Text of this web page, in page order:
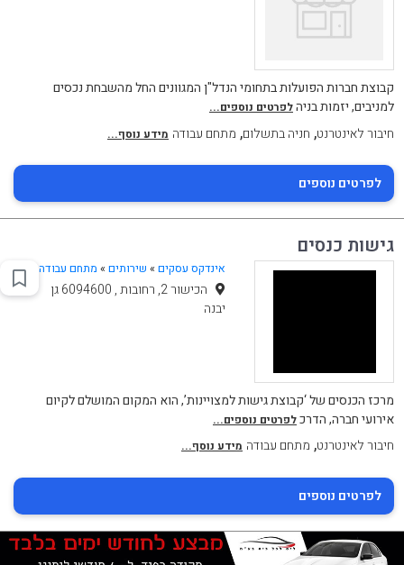
קבוצת חברות הפועלות בתחומי הנדל"ן המגוונים החל מהשבחת נכסים
למניבים, יזמות בניהלפרטים נוספים...
חיבור לאינטרנט, חניה בתשלום, מתחם עבודה מידע נוסף...
לפרטים נוספים
גישות כנסים
אינדקס עסקים » שירותים» מתחם עבודה
הכישור 2, רחובות , 6094600 גן
יבנה
מרכז הכנסים של ‘קבוצת גישות למצויינות’, הוא המקום המושלם לקיום
אירועי חברה, הדרכלפרטים נוספים...
חיבור לאינטרנט, מתחם עבודה מידע נוסף...
לפרטים נוספים